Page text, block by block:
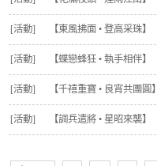
[活動] 【東風拂面 • 登高采珠】
[活動] 【蝶戀蜂狂 • 執手相伴】
[活動] 【千禧重寶 • 良宵共團圓】
[活動] 【調兵遣將 • 星昭來襲】